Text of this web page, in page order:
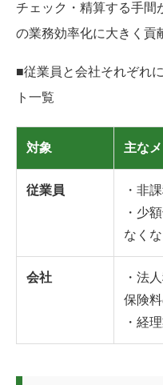
チェック・精算する手間
の業務効率化に大きく貢
■従業員と会社それぞれ
ト一覧
対象 主な
従業員
・非
・少
なく
会社
・法
保険
・経